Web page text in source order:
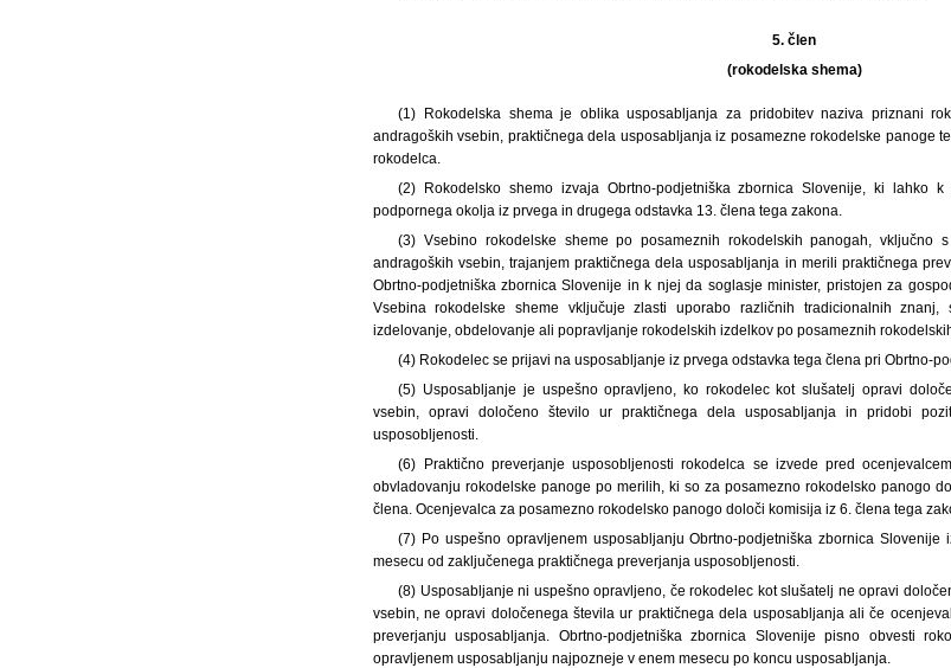
5. člen
(rokodelska shema)
(1) Rokodelska shema je oblika usposabljanja za pridobitev naziva priznani
andragoških vsebin, praktičnega dela usposabljanja iz posamezne rokodelske panoge
rokodelca.
(2) Rokodelsko shemo izvaja Obrtno-podjetniška zbornica Slovenije, ki lahko
podpornega okolja iz prvega in drugega odstavka 13. člena tega zakona.
(3) Vsebino rokodelske sheme po posameznih rokodelskih panogah, vključno
andragoških vsebin, trajanjem praktičnega dela usposabljanja in merili praktičnega
Obrtno-podjetniška zbornica Slovenije in k njej da soglasje minister, pristojen za
Vsebina rokodelske sheme vključuje zlasti uporabo različnih tradicionalnih
izdelovanje, obdelovanje ali popravljanje rokodelskih izdelkov po posameznih
(4) Rokodelec se prijavi na usposabljanje iz prvega odstavka tega člena pri Obrtno-
(5) Usposabljanje je uspešno opravljeno, ko rokodelec kot slušatelj opravi
vsebin, opravi določeno število ur praktičnega dela usposabljanja in pridobi
usposobljenosti.
(6) Praktično preverjanje usposobljenosti rokodelca se izvede pred
obvladovanju rokodelske panoge po merilih, ki so za posamezno rokodelsko panogo
člena. Ocenjevalca za posamezno rokodelsko panogo določi komisija iz 6. člena tega
(7) Po uspešno opravljenem usposabljanju Obrtno-podjetniška zbornica
mesecu od zaključenega praktičnega preverjanja usposobljenosti.
(8) Usposabljanje ni uspešno opravljeno, če rokodelec kot slušatelj ne opravi
vsebin, ne opravi določenega števila ur praktičnega dela usposabljanja ali če
preverjanju usposabljanja. Obrtno-podjetniška zbornica Slovenije pisno obvesti
opravljenem usposabljanju najpozneje v enem mesecu po koncu usposabljanja.